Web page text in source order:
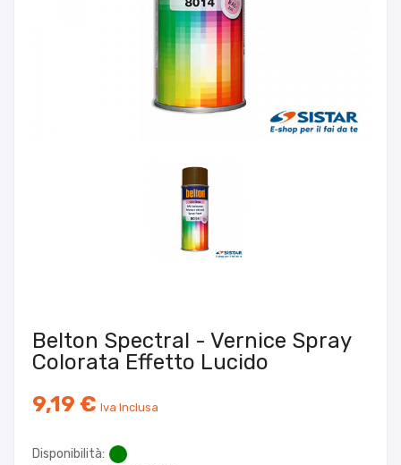
Belton Spectral - Vernice Spray
Colorata Effetto Lucido
9,19 € Iva Inclusa
Disponibilità: